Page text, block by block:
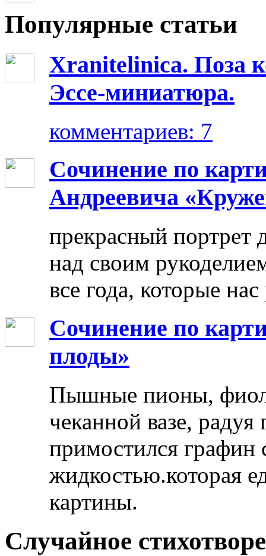
Популярные статьи
Xranitelinica. Поза
Эссе-миниатюра.
комментариев: 7
Сочинение по
Андреевича
прекрасный портрет
над своим
все года, которые
Сочинение по
плоды»
Пышные пионы,
чеканной вазе,
примостился графин
жидкостью.которая
картины.
Случайное